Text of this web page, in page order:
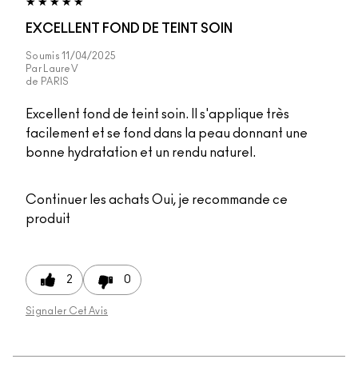
EXCELLENT FOND DE TEINT SOIN
Soumis11/04/2025
Par
LaureV
de PARIS
Excellent fond de teint soin. Il s'applique très
facilement et se fond dans la peau donnant une
bonne hydratation et un rendu naturel.
Continuer les achats Oui, je recommande ce
produit
2 0
Signaler Cet Avis